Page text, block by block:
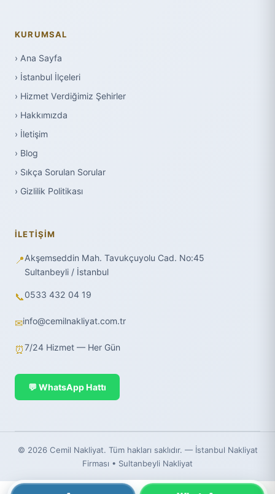
KURUMSAL
› Ana Sayfa
› İstanbul İlçeleri
› Hizmet Verdiğimiz Şehirler
› Hakkımızda
› İletişim
› Blog
› Sıkça Sorulan Sorular
› Gizlilik Politikası
İLETIŞIM
📍Akşemseddin Mah. Tavukçuyolu Cad. No:45
Sultanbeyli / İstanbul
📞0533 432 04 19
✉info@cemilnakliyat.com.tr
⏰7/24 Hizmet — Her Gün
💬 WhatsApp Hattı
© 2026 Cemil Nakliyat. Tüm hakları saklıdır. — İstanbul Nakliyat
Firması • Sultanbeyli Nakliyat